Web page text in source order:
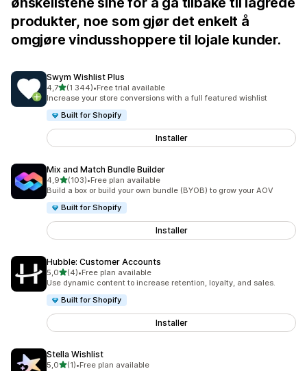
produkter, noe som gjør det enkelt å
omgjøre vindusshoppere til lojale kunder.
Swym Wishlist Plus
4,7av 5 stjerner
(1 344)
Totalt 1344 omtaler
•Free trial available
Increase your store conversions with a full featured wishlist
Built for Shopify
Installer
Mix and Match Bundle Builder
4,9av 5 stjerner
(103)
Totalt 103 omtaler
•Free plan available
Build a box or build your own bundle (BYOB) to grow your AOV
Built for Shopify
Installer
Hubble: Customer Accounts
5,0av 5 stjerner
(4)
Totalt 4 omtaler
•Free plan available
Use dynamic content to increase retention, loyalty, and sales.
Built for Shopify
Installer
Stella Wishlist
5,0av 5 stjerner
(1)
Totalt 1 omtaler
•Free plan available